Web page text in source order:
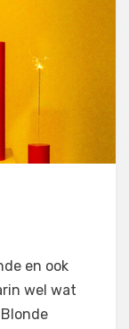
en ook
wel wat